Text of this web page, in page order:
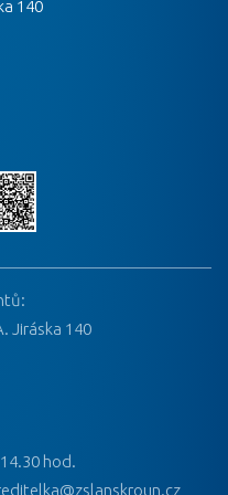
140
Jiráska 140
hod.